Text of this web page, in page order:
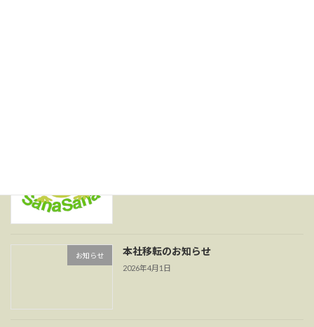
お知らせ 本社移転のお知らせ
2026年4月1日